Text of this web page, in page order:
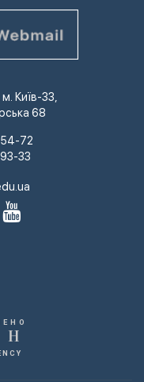
Київ-33,
68
72
33
H